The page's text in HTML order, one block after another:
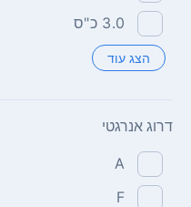
3.0‏ כ"ס
הצג עוד
דרוג אנרגטי
A
F